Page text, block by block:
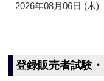
2026年08月06日 (木)
登録販売者試験